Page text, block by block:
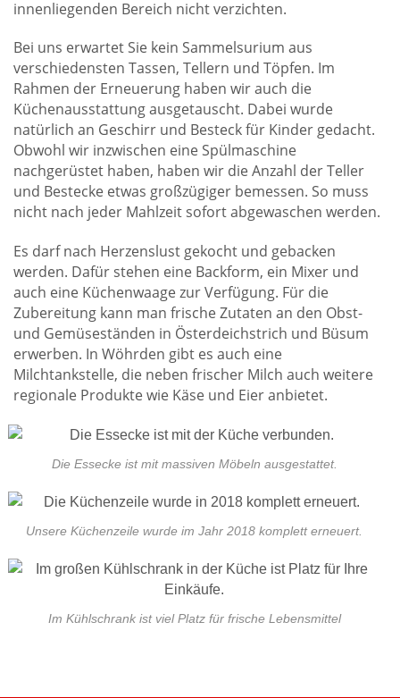
innenliegenden Bereich nicht verzichten.
Bei uns erwartet Sie kein Sammelsurium aus
verschiedensten Tassen, Tellern und Töpfen. Im
Rahmen der Erneuerung haben wir auch die
Küchenausstattung ausgetauscht. Dabei wurde
natürlich an Geschirr und Besteck für Kinder gedacht.
Obwohl wir inzwischen eine Spülmaschine
nachgerüstet haben, haben wir die Anzahl der Teller
und Bestecke etwas großzügiger bemessen. So muss
nicht nach jeder Mahlzeit sofort abgewaschen werden.
Es darf nach Herzenslust gekocht und gebacken
werden. Dafür stehen eine Backform, ein Mixer und
auch eine Küchenwaage zur Verfügung. Für die
Zubereitung kann man frische Zutaten an den Obst-
und Gemüseständen in Österdeichstrich und Büsum
erwerben. In Wöhrden gibt es auch eine
Milchtankstelle, die neben frischer Milch auch weitere
regionale Produkte wie Käse und Eier anbietet.
Die Essecke ist mit massiven Möbeln ausgestattet.
Unsere Küchenzeile wurde im Jahr 2018 komplett erneuert.
Im Kühlschrank ist viel Platz für frische Lebensmittel